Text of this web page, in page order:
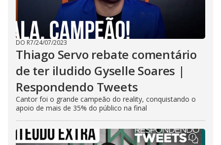
DO R7/24/07/2023
Thiago Servo rebate comentário
de ter iludido Gyselle Soares |
Respondendo Tweets
Cantor foi o grande campeão do reality, conquistando o
apoio de mais de 35% do público na final